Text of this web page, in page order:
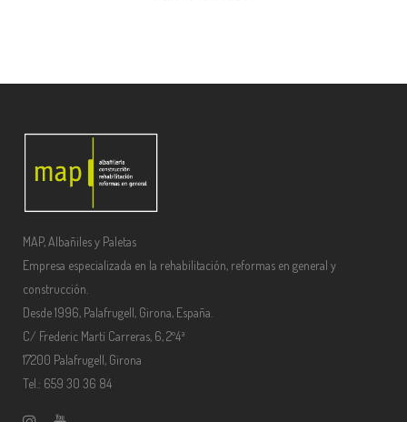
MAP, Albañiles y Paletas
Empresa especializada en la rehabilitación, reformas en general y
construcción.
Desde 1996, Palafrugell, Girona, España.
C/ Frederic Martí Carreras, 6, 2º4ª
17200 Palafrugell, Girona
Tel.: 659 30 36 84